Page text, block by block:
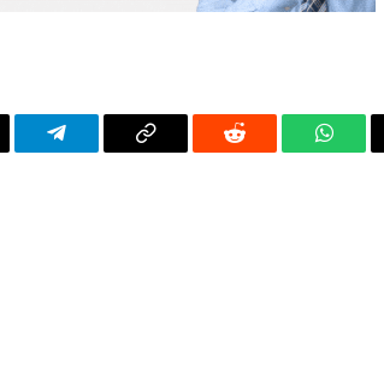
Telegram Copy
Reddit